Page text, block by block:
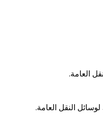
العامة.
النقل العامة.